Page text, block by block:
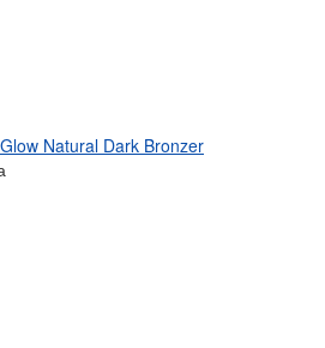
Natural Dark Bronzer